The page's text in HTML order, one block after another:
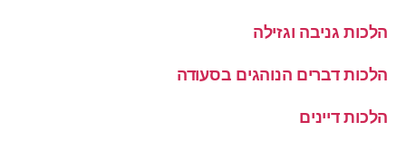
הלכות גניבה וגזילה
הלכות דברים הנוהגים בסעודה
הלכות דיינים